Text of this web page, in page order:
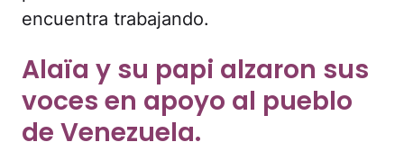
encuentra trabajando.
Alaïa y su papi alzaron sus
voces en apoyo al pueblo
de Venezuela.